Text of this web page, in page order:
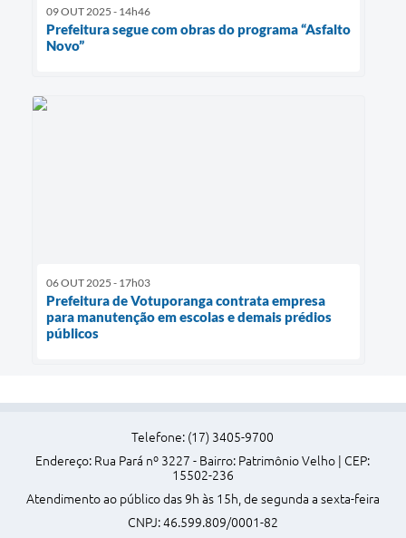
09 OUT 2025 - 14h46
Prefeitura segue com obras do programa “Asfalto
Novo”
06 OUT 2025 - 17h03
Prefeitura de Votuporanga contrata empresa
para manutenção em escolas e demais prédios
públicos
Telefone: (17) 3405-9700
Endereço: Rua Pará nº 3227 - Bairro: Patrimônio Velho | CEP:
15502-236
Atendimento ao público das 9h às 15h, de segunda a sexta-feira
CNPJ: 46.599.809/0001-82